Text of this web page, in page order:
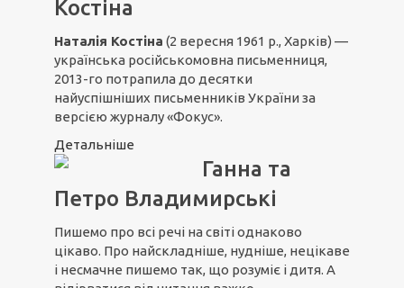
Костіна
Наталія Костіна (2 вересня 1961 р., Харків) —
українська російськомовна письменниця,
2013-го потрапила до десятки
найуспішніших письменників України за
версією журналу «Фокус».
Детальніше
Ганна та
Петро Владимирські
Пишемо про всі речі на світі однаково
цікаво. Про найскладніше, нудніше, нецікаве
і несмачне пишемо так, що розуміє і дитя. А